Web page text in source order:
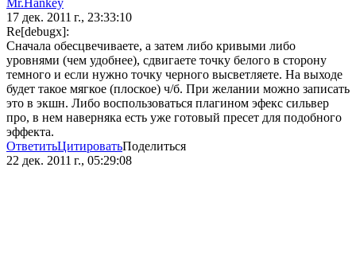
Mr.Hankey
17 дек. 2011 г., 23:33:10
Re[debugx]:
Сначала обесцвечиваете, а затем либо кривыми либо
уровнями (чем удобнее), сдвигаете точку белого в сторону
темного и если нужно точку черного высветляете. На выходе
будет такое мягкое (плоское) ч/б. При желании можно записать
это в экшн. Либо воспользоваться плагином эфекс сильвер
про, в нем наверняка есть уже готовый пресет для подобного
эффекта.
ОтветитьЦитироватьПоделиться
22 дек. 2011 г., 05:29:08